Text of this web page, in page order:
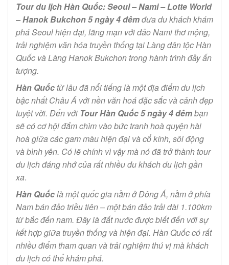
Tour du lịch Hàn Quốc: Seoul – Nami – Lotte World
– Hanok Bukchon 5 ngày 4 đêmđưa du khách khám
phá Seoul hiện đại, lãng mạn với đảo Nami thơ mộng,
trải nghiệm văn hóa truyền thống tại Làng dân tộc Hàn
Quốc và Làng Hanok Bukchon trong hành trình đầy ấn
tượng.
Hàn Quốc từ lâu đã nổi tiếng là một địa điểm du lịch
bậc nhất Châu Á với nền văn hoá đặc sắc và cảnh đẹp
tuyệt vời. Đến với Tour Hàn Quốc 5 ngày 4 đêmbạn
sẽ có cơ hội đắm chìm vào bức tranh hoà quyện hài
hoà giữa các gam màu hiện đại và cổ kính, sôi động
và bình yên. Có lẽ chính vì vậy mà nó đã trở thành tour
du lịch đáng nhớ của rất nhiều du khách du lịch gần
xa.
Hàn Quốclà một quốc gia nằm ở Đông Á, nằm ở phía
Nam bán đảo triều tiên – một bán đảo trải dài 1.100km
từ bắc đến nam. Đây là đất nước được biết đến với sự
kết hợp giữa truyền thống và hiện đại. Hàn Quốc có rất
nhiều điểm tham quan và trải nghiệm thú vị mà khách
du lịch có thể khám phá.